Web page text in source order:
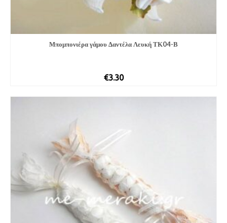
Μπομπονιέρα γάμου Δαντέλα Λευκή ΤΚ04-Β
€3.30